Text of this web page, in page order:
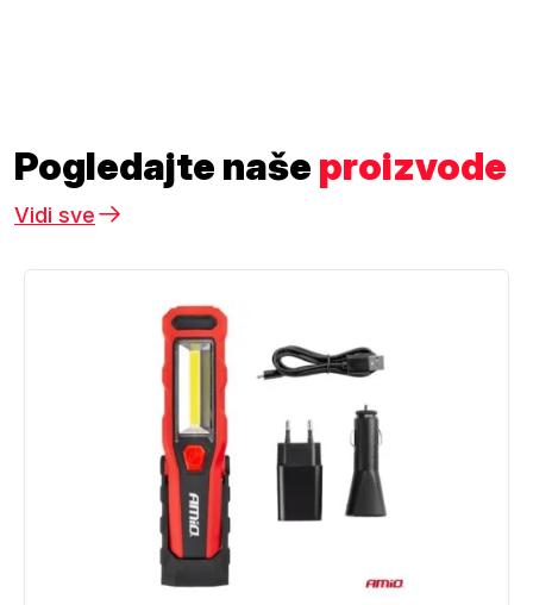
Pogledajte naše proizvode
Vidi sve